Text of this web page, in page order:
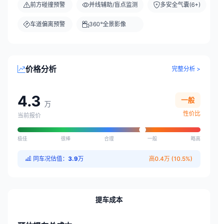
前方碰撞预警
车道偏离预警
并线辅助/盲点监测
360°全景影像
多安全气囊(6+)
价格分析 完整分析 >
4.3 万
当前报价
一般
性价比
极佳 很棒 合理 一般 略高
同车况估值： 3.9万 高0.4万 (10.5%)
提车成本